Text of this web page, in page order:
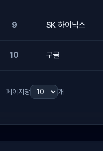
9 SK 하이닉스
10 구글
페이지당 개